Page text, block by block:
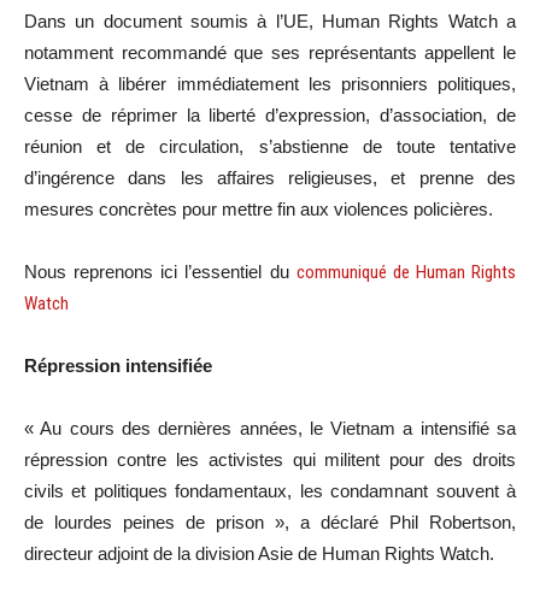
Dans un document soumis à l’UE, Human Rights Watch a
notamment recommandé que ses représentants appellent le
Vietnam à libérer immédiatement les prisonniers politiques,
cesse de réprimer la liberté d’expression, d’association, de
réunion et de circulation, s’abstienne de toute tentative
d’ingérence dans les affaires religieuses, et prenne des
mesures concrètes pour mettre fin aux violences policières.
Nous reprenons ici l’essentiel du communiqué de Human Rights
Watch
Répression intensifiée
« Au cours des dernières années, le Vietnam a intensifié sa
répression contre les activistes qui militent pour des droits
civils et politiques fondamentaux, les condamnant souvent à
de lourdes peines de prison », a déclaré Phil Robertson,
directeur adjoint de la division Asie de Human Rights Watch.